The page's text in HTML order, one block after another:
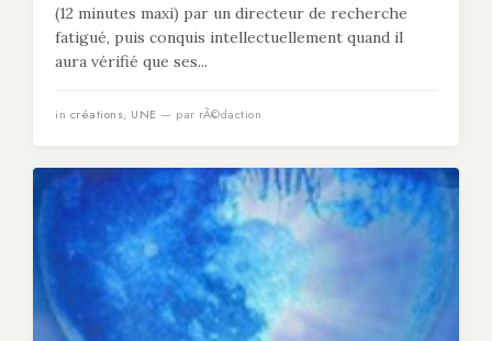
(12 minutes maxi) par un directeur de recherche
fatigué, puis conquis intellectuellement quand il
aura vérifié que ses...
in créations, UNE — par rÃ©daction